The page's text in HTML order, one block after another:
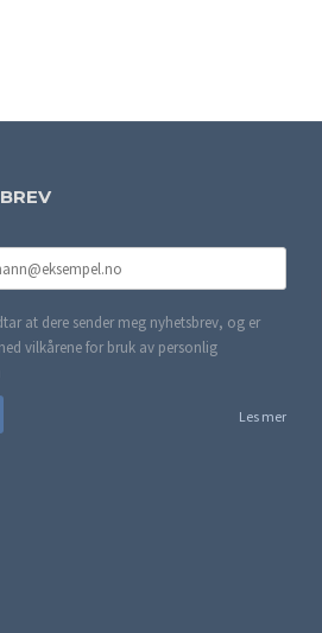
at dere sender meg nyhetsbrev, og er
vilkårene for bruk av personlig
Les mer